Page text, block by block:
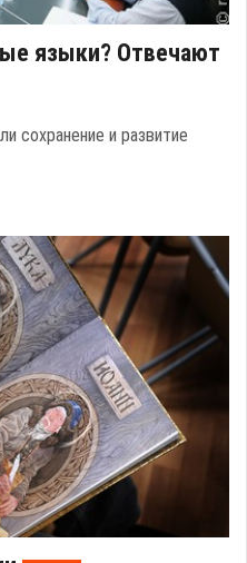
языки? Отвечают
сохранение и развитие